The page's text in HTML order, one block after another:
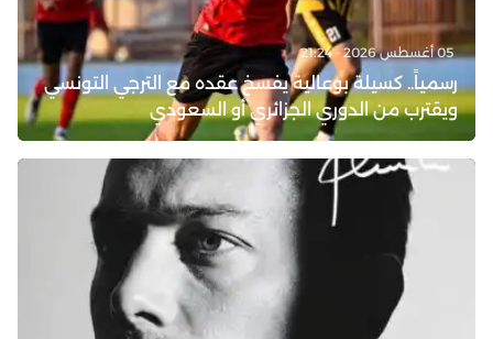
05 أغسطس 2026 - 21:24
رسمياً.. كسيلة بوعالية يفسخ عقده مع الترجي التونسي
ويقترب من الدوري الجزائري أو السعودي